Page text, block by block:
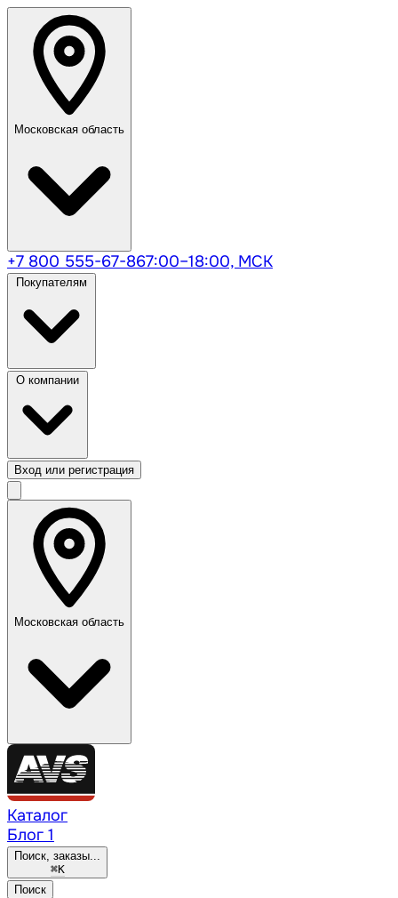
Московская область
+7 800 555-67-867:00–18:00, МСК
Вход или регистрация
Московская область
Каталог
Блог 1
Поиск, заказы...
⌘K
Поиск